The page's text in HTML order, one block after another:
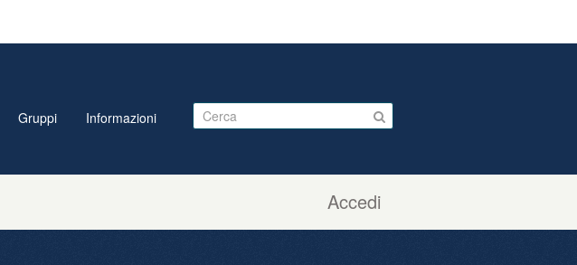
Accedi
Gruppi Informazioni